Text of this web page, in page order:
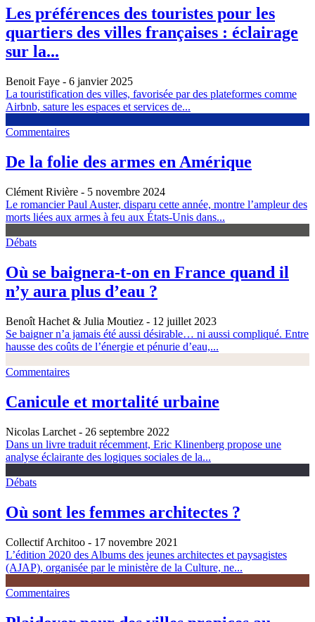
Les préférences des touristes pour les
quartiers des villes françaises : éclairage
sur la...
Benoit Faye - 6 janvier 2025
La touristification des villes, favorisée par des plateformes comme
Airbnb, sature les espaces et services de...
Commentaires
De la folie des armes en Amérique
Clément Rivière - 5 novembre 2024
Le romancier Paul Auster, disparu cette année, montre l’ampleur des
morts liées aux armes à feu aux États-Unis dans...
Débats
Où se baignera-t-on en France quand il
n’y aura plus d’eau ?
Benoît Hachet & Julia Moutiez - 12 juillet 2023
Se baigner n’a jamais été aussi désirable… ni aussi compliqué. Entre
hausse des coûts de l’énergie et pénurie d’eau,...
Commentaires
Canicule et mortalité urbaine
Nicolas Larchet - 26 septembre 2022
Dans un livre traduit récemment, Eric Klinenberg propose une
analyse éclairante des logiques sociales de la...
Débats
Où sont les femmes architectes ?
Collectif Architoo - 17 novembre 2021
L’édition 2020 des Albums des jeunes architectes et paysagistes
(AJAP), organisée par le ministère de la Culture, ne...
Commentaires